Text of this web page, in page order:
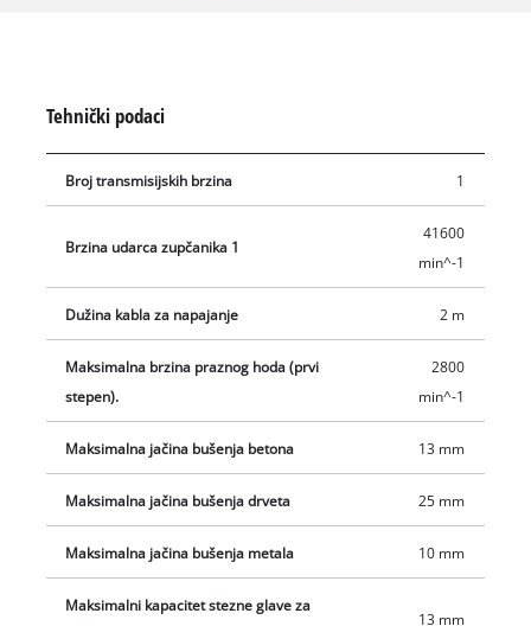
ostanu slobodne između radova.
Tehnički podaci
Broj transmisijskih brzina 1
Brzina udarca zupčanika 1
41600
min^-1
Dužina kabla za napajanje 2 m
Maksimalna brzina praznog hoda (prvi
stepen).
2800
min^-1
Maksimalna jačina bušenja betona 13 mm
Maksimalna jačina bušenja drveta 25 mm
Maksimalna jačina bušenja metala 10 mm
Maksimalni kapacitet stezne glave za
13 mm